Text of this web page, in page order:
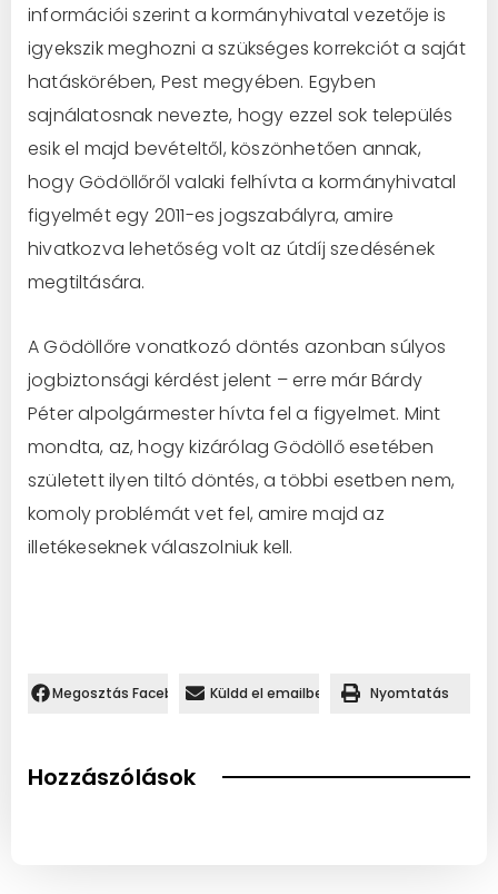
információi szerint a kormányhivatal vezetője is
igyekszik meghozni a szükséges korrekciót a saját
hatáskörében, Pest megyében. Egyben
sajnálatosnak nevezte, hogy ezzel sok település
esik el majd bevételtől, köszönhetően annak,
hogy Gödöllőről valaki felhívta a kormányhivatal
figyelmét egy 2011-es jogszabályra, amire
hivatkozva lehetőség volt az útdíj szedésének
megtiltására.
A Gödöllőre vonatkozó döntés azonban súlyos
jogbiztonsági kérdést jelent – erre már Bárdy
Péter alpolgármester hívta fel a figyelmet. Mint
mondta, az, hogy kizárólag Gödöllő esetében
született ilyen tiltó döntés, a többi esetben nem,
komoly problémát vet fel, amire majd az
illetékeseknek válaszolniuk kell.
Megosztás Facebookon.Küldd el emailben Nyomtatás
Hozzászólások